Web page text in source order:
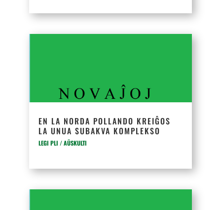
EN LA NORDA POLLANDO KREIĜOS
LA UNUA SUBAKVA KOMPLEKSO
LEGI PLI / AŬSKULTI